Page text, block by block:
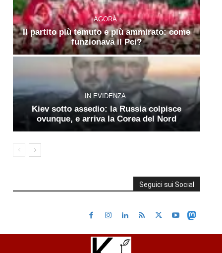
AGORÀ
Il partito più temuto e più ammirato: come
funzionava il Pci?
IN EVIDENZA
Kiev sotto assedio: la Russia colpisce
ovunque, e arriva la Corea del Nord
Seguici sui Social